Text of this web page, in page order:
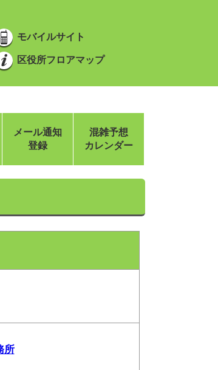
モバイルサイト
区役所フロアマップ
メール通知
登録
混雑予想
カレンダー
所